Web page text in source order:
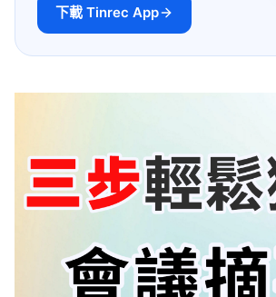
下載 Tinrec App